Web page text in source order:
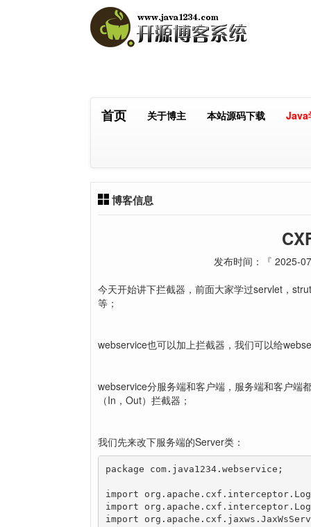
首页 关于博主 本站源码下载 Java
博客信息
发布时间：『 2025-
今天开始讲下拦截器，前面大家学过servlet，
等；
webservice也可以加上拦截器，我们可以给
webservice分服务端和客户端，服务端和客户端
（In，Out）拦截器；
我们先来改下服务端的Server类：
package com.java1234.webservice;
import
import
import